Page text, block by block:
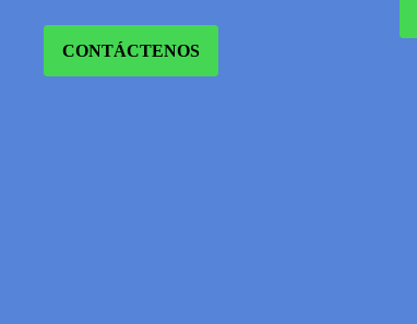
CONTÁCTENOS